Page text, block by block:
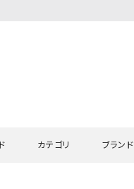
カテゴリ ブランド